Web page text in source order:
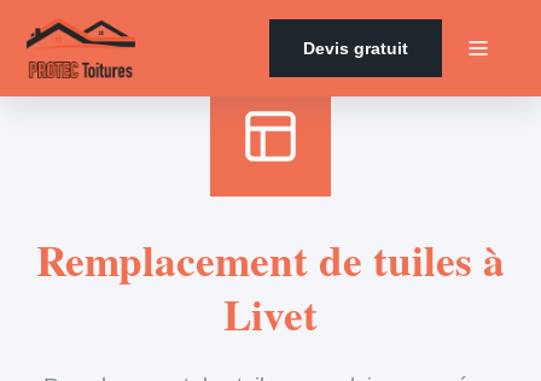
Devis gratuit
Remplacement de tuiles à
Livet